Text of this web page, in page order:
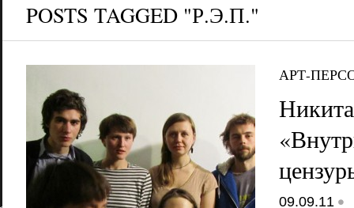
POSTS TAGGED "Р.Э.П."
АРТ-
09.09.11 •